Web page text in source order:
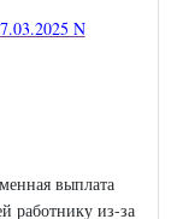
N
выплата
работнику из-за